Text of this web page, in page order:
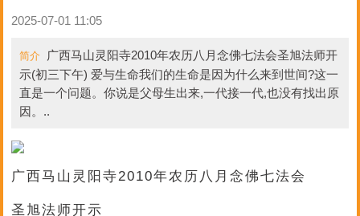
2025-07-01 11:05
简介
广西马山灵阳寺2010年农历八月念佛七法会圣旭法师开
示(初三下午) 爱与生命我们的生命是因为什么来到世间?这一
直是一个问题。你说是父母生出来,一代接一代,也没有找出原
因。..
广西马山灵阳寺2010年农历八月念佛七法会
圣旭法师开示